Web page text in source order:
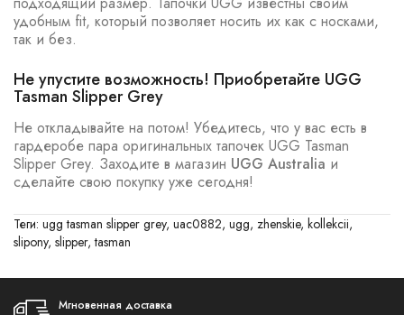
удобным fit, который позволяет носить их как с носками,
так и без.
Не упустите возможность! Приобретайте UGG
Tasman Slipper Grey
Не откладывайте на потом! Убедитесь, что у вас есть в
гардеробе пара оригинальных тапочек UGG Tasman
Slipper Grey. Заходите в магазин UGG Australia и
сделайте свою покупку уже сегодня!
Теги: ugg tasman slipper grey, uac0882, ugg, zhenskie, kollekcii,
slipony, slipper,tasman
Мгновенная доставка